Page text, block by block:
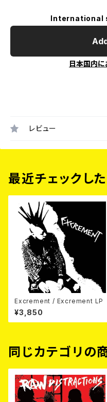
International
日本国内
レビュー
最近チェックし
Excrement / Excrement LP
¥3,850
同じカテゴリの